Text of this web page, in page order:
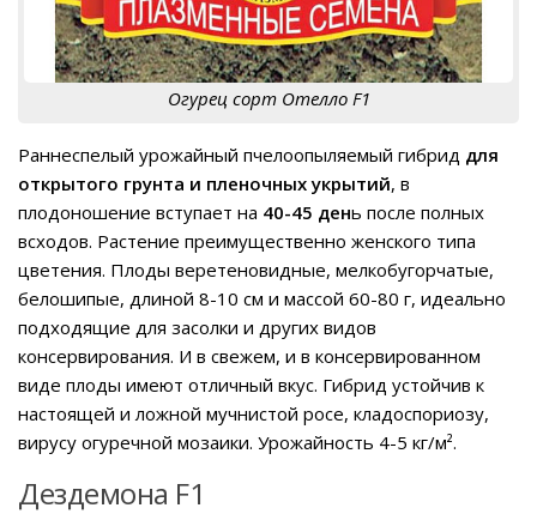
Огурец сорт Отелло F1
Раннеспелый урожайный пчелоопыляемый гибрид для
открытого грунта и пленочных укрытий, в
плодоношение вступает на 40-45 день после полных
всходов. Растение преимущественно женского типа
цветения. Плоды веретеновидные, мелкобугорчатые,
белошипые, длиной 8-10 см и массой 60-80 г, идеально
подходящие для засолки и других видов
консервирования. И в свежем, и в консервированном
виде плоды имеют отличный вкус. Гибрид устойчив к
настоящей и ложной мучнистой росе, кладоспориозу,
вирусу огуречной мозаики. Урожайность 4-5 кг/м².
Дездемона F1